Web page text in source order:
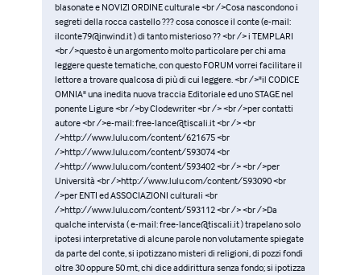
blasonate e NOVIZI ORDINE culturale <br />Cosa nascondono i
segreti della rocca castello ??? cosa conosce il conte (e-mail:
ilconte79@inwind.it ) di tanto misterioso ?? <br /> i TEMPLARI
<br />questo è un argomento molto particolare per chi ama
leggere queste tematiche, con questo FORUM vorrei facilitare il
lettore a trovare qualcosa di più di cui leggere. <br />"il CODICE
OMNIA" una inedita nuova traccia Editoriale ed uno STAGE nel
ponente Ligure <br />by Clodewriter <br /> <br />per contatti
autore <br />e-mail: free-lance@tiscali.it <br /> <br
/>http://www.lulu.com/content/621675 <br
/>http://www.lulu.com/content/593074 <br
/>http://www.lulu.com/content/593402 <br /> <br />per
Università <br />http://www.lulu.com/content/593090 <br
/>per ENTI ed ASSOCIAZIONI culturali <br
/>http://www.lulu.com/content/593112 <br /> <br />Da
qualche intervista ( e-mail: free-lance@tiscali.it ) trapelano solo
ipotesi interpretative di alcune parole non volutamente spiegate
da parte del conte, si ipotizzano misteri di religioni, di pozzi fondi
oltre 30 oppure 50 mt, chi dice addirittura senza fondo; si ipotizza